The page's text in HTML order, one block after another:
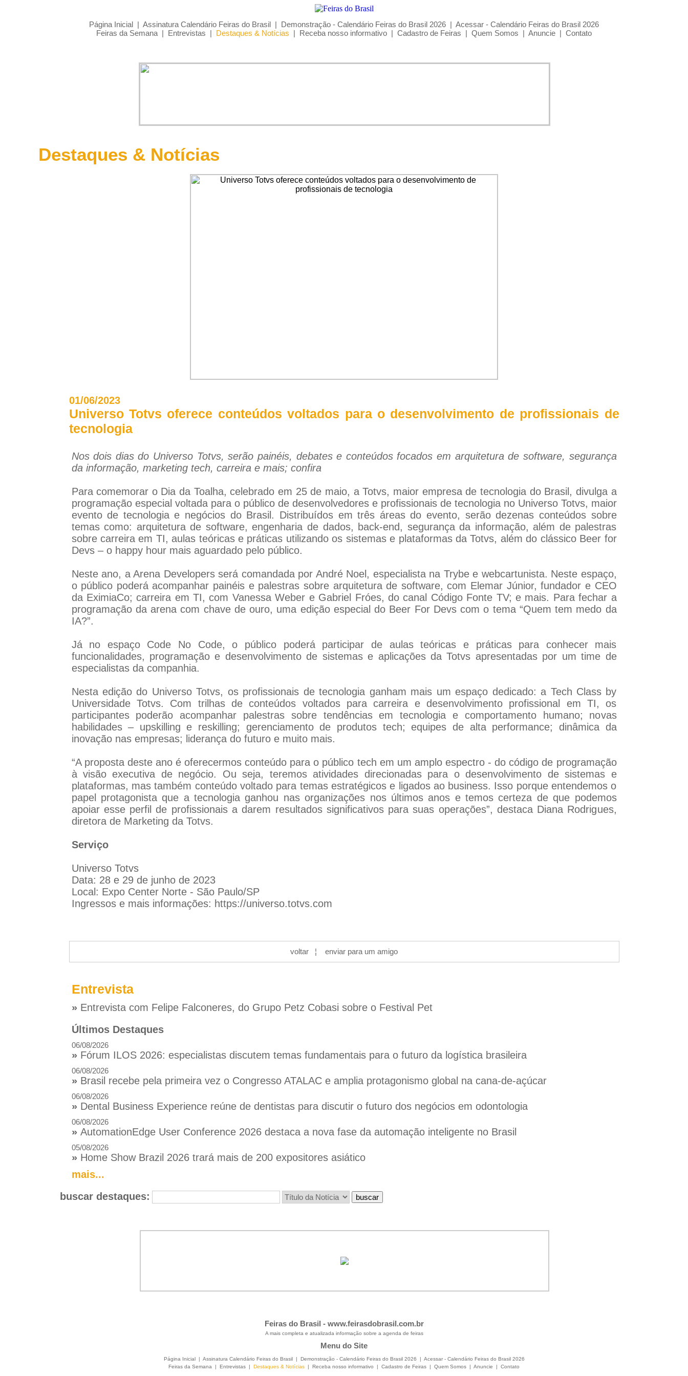
Página Inicial | Assinatura Calendário Feiras do Brasil | Demonstração - Calendário Feiras do Brasil 2026 | Acessar - Calendário Feiras do Brasil 2026
Feiras da Semana | Entrevistas | Destaques & Notícias | Receba nosso informativo | Cadastro de Feiras | Quem Somos | Anuncie | Contato
Destaques & Notícias
01/06/2023
Universo Totvs oferece conteúdos voltados para o desenvolvimento de profissionais de
tecnologia
Nos dois dias do Universo Totvs, serão painéis, debates e conteúdos focados em arquitetura de software, segurança
da informação, marketing tech, carreira e mais; confira
Para comemorar o Dia da Toalha, celebrado em 25 de maio, a Totvs, maior empresa de tecnologia do Brasil, divulga a
programação especial voltada para o público de desenvolvedores e profissionais de tecnologia no Universo Totvs, maior
evento de tecnologia e negócios do Brasil. Distribuídos em três áreas do evento, serão dezenas conteúdos sobre
temas como: arquitetura de software, engenharia de dados, back-end, segurança da informação, além de palestras
sobre carreira em TI, aulas teóricas e práticas utilizando os sistemas e plataformas da Totvs, além do clássico Beer for
Devs – o happy hour mais aguardado pelo público.
Neste ano, a Arena Developers será comandada por André Noel, especialista na Trybe e webcartunista. Neste espaço,
o público poderá acompanhar painéis e palestras sobre arquitetura de software, com Elemar Júnior, fundador e CEO
da EximiaCo; carreira em TI, com Vanessa Weber e Gabriel Fróes, do canal Código Fonte TV; e mais. Para fechar a
programação da arena com chave de ouro, uma edição especial do Beer For Devs com o tema “Quem tem medo da
IA?”.
Já no espaço Code No Code, o público poderá participar de aulas teóricas e práticas para conhecer mais
funcionalidades, programação e desenvolvimento de sistemas e aplicações da Totvs apresentadas por um time de
especialistas da companhia.
Nesta edição do Universo Totvs, os profissionais de tecnologia ganham mais um espaço dedicado: a Tech Class by
Universidade Totvs. Com trilhas de conteúdos voltados para carreira e desenvolvimento profissional em TI, os
participantes poderão acompanhar palestras sobre tendências em tecnologia e comportamento humano; novas
habilidades – upskilling e reskilling; gerenciamento de produtos tech; equipes de alta performance; dinâmica da
inovação nas empresas; liderança do futuro e muito mais.
“A proposta deste ano é oferecermos conteúdo para o público tech em um amplo espectro - do código de programação
à visão executiva de negócio. Ou seja, teremos atividades direcionadas para o desenvolvimento de sistemas e
plataformas, mas também conteúdo voltado para temas estratégicos e ligados ao business. Isso porque entendemos o
papel protagonista que a tecnologia ganhou nas organizações nos últimos anos e temos certeza de que podemos
apoiar esse perfil de profissionais a darem resultados significativos para suas operações”, destaca Diana Rodrigues,
diretora de Marketing da Totvs.
Serviço
Universo Totvs
Data: 28 e 29 de junho de 2023
Local: Expo Center Norte - São Paulo/SP
Ingressos e mais informações: https://universo.totvs.com
voltar ¦ enviar para um amigo
Entrevista
» Entrevista com Felipe Falconeres, do Grupo Petz Cobasi sobre o Festival Pet
Últimos Destaques
06/08/2026
» Fórum ILOS 2026: especialistas discutem temas fundamentais para o futuro da logística brasileira
06/08/2026
» Brasil recebe pela primeira vez o Congresso ATALAC e amplia protagonismo global na cana-de-açúcar
06/08/2026
» Dental Business Experience reúne de dentistas para discutir o futuro dos negócios em odontologia
06/08/2026
» AutomationEdge User Conference 2026 destaca a nova fase da automação inteligente no Brasil
05/08/2026
» Home Show Brazil 2026 trará mais de 200 expositores asiático
mais...
buscar destaques:
Feiras do Brasil - www.feirasdobrasil.com.br
A mais completa e atualizada informação sobre a agenda de feiras
Menu do Site
Página Inicial | Assinatura Calendário Feiras do Brasil | Demonstração - Calendário Feiras do Brasil 2026 | Acessar - Calendário Feiras do Brasil 2026
Feiras da Semana
| Entrevistas | Destaques & Notícias | Receba nosso informativo | Cadastro de Feiras | Quem Somos | Anuncie | Contato